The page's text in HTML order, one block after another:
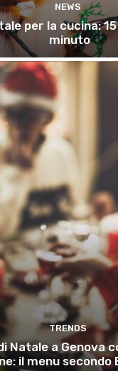
NEWS
per la cucina:
minuto
TRENDS
Natale a Genova
il menu secondo